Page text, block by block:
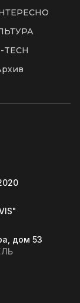
TECH
дом 53